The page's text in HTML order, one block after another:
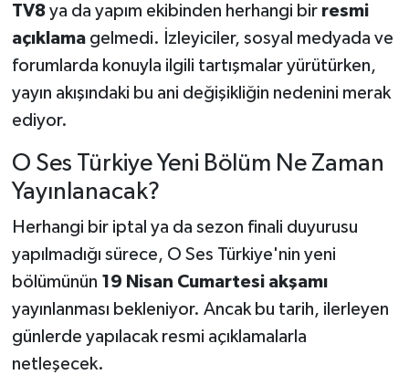
TV8ya da yapım ekibinden herhangi bir resmi
açıklamagelmedi. İzleyiciler, sosyal medyada ve
forumlarda konuyla ilgili tartışmalar yürütürken,
yayın akışındaki bu ani değişikliğin nedenini merak
ediyor.
O Ses Türkiye Yeni Bölüm Ne Zaman
Yayınlanacak?
Herhangi bir iptal ya da sezon finali duyurusu
yapılmadığı sürece, O Ses Türkiye'nin yeni
bölümünün 19 Nisan Cumartesi akşamı
yayınlanması bekleniyor. Ancak bu tarih, ilerleyen
günlerde yapılacak resmi açıklamalarla
netleşecek.